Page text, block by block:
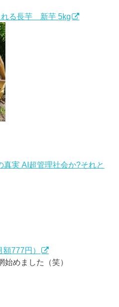
れる長芋 新芋 5kg
実 AI超管理社会か?それと
777円）
めました（笑）